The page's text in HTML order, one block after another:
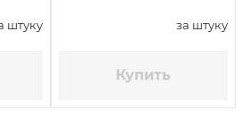
штуку за штуку
Купить